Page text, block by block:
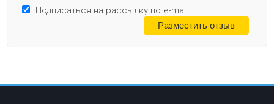
Подписаться на рассылку по e-mail